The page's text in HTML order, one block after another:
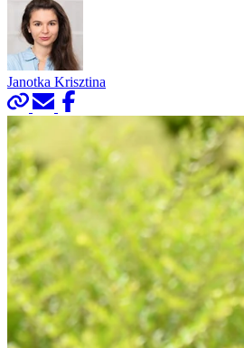
Janotka Krisztina